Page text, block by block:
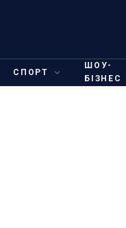
СПОРТ
ШОУ-
БІЗНЕС